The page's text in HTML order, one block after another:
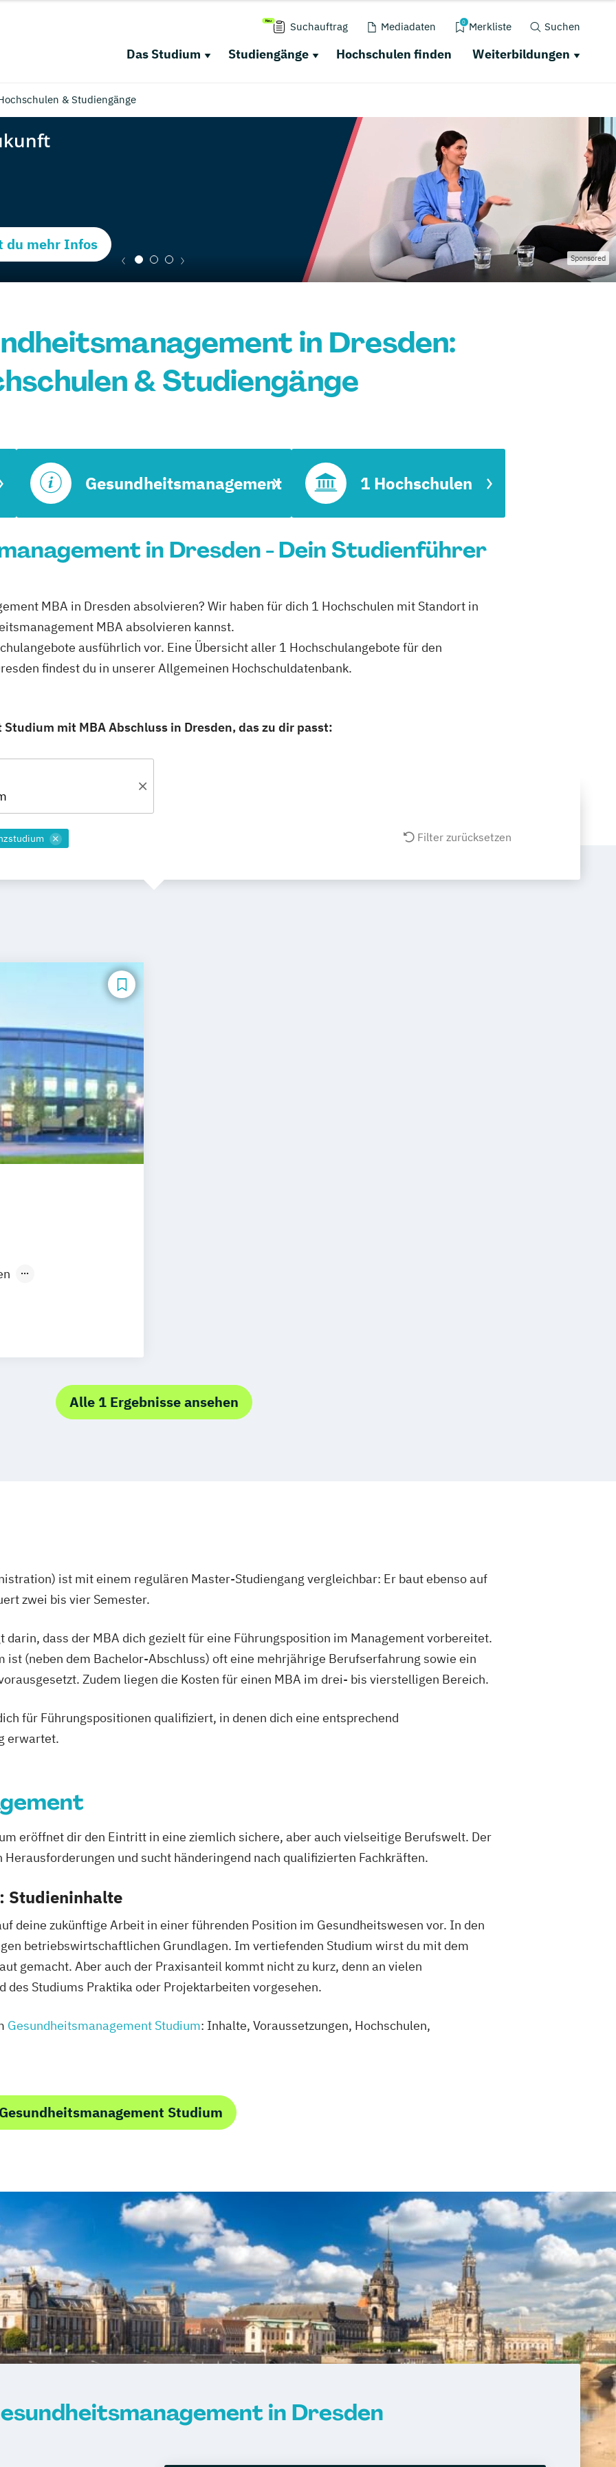
Suchauftrag Mediadaten 0 Merkliste Suchen
Das Studium Studiengänge Hochschulen finden Weiterbildungen
& Studiengänge
du mehr Infos
Sponsored
in Dresden:
& Studiengänge
Gesundheitsmanagement 1 Hochschulen
in Dresden - Dein Studienführer
MBA in Dresden absolvieren? Wir haben für dich 1 Hochschulen mit Standort in
MBA absolvieren kannst.
ausführlich vor. Eine Übersicht aller 1 Hochschulangebote für den
findest du in unserer Allgemeinen Hochschuldatenbank.
mit MBA Abschluss in Dresden, das zu dir passt:
Filter zurücksetzen
Frankfurt
Hannover
Köln
Riedlingen
(EMBA)
Alle 1 Ergebnisse ansehen
ist mit einem regulären Master-Studiengang vergleichbar: Er baut ebenso auf
zwei bis vier Semester.
darin, dass der MBA dich gezielt für eine Führungsposition im Management vorbereitet.
ist (neben dem Bachelor-Abschluss) oft eine mehrjährige Berufserfahrung sowie ein
Zudem liegen die Kosten für einen MBA im drei- bis vierstelligen Bereich.
für Führungspositionen qualifiziert, in denen dich eine entsprechend
erwartet.
eröffnet dir den Eintritt in eine ziemlich sichere, aber auch vielseitige Berufswelt. Der
und sucht händeringend nach qualifizierten Fachkräften.
Studieninhalte
deine zukünftige Arbeit in einer führenden Position im Gesundheitswesen vor. In den
betriebswirtschaftlichen Grundlagen. Im vertiefenden Studium wirst du mit dem
gemacht. Aber auch der Praxisanteil kommt nicht zu kurz, denn an vielen
des Studiums Praktika oder Projektarbeiten vorgesehen.
Gesundheitsmanagement Studium: Inhalte, Voraussetzungen, Hochschulen,
Studium
in Dresden